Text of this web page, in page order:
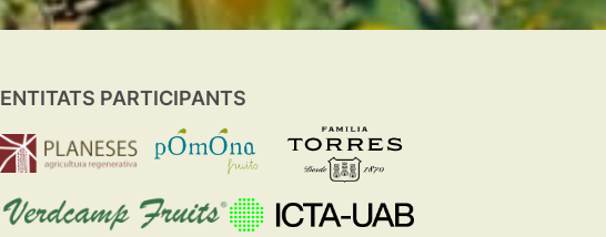
ENTITATS PARTICIPANTS